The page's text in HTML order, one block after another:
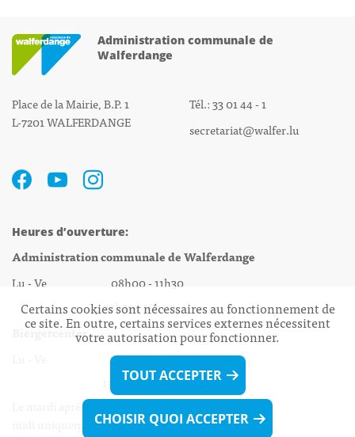
Administration communale de
Walferdange
Place de la Mairie, B.P. 1
L-7201 WALFERDANGE
Tél.: 33 01 44 - 1
secretariat@walfer.lu
Heures d’ouverture:
Administration communale de Walferdange
Lu - Ve 08h00 - 11h30
13h30 - 16h00
Biergercenter
Lu - Ve 08h00 - 11h30
13h30 - 16h00
Le mardi après-midi et le vendredi après-
midi uniquement sur Rdv.
Certains cookies sont nécessaires au fonctionnement de
ce site. En outre, certains services externes nécessitent
votre autorisation pour fonctionner.
TOUT ACCEPTER
CHOISIR QUOI ACCEPTER